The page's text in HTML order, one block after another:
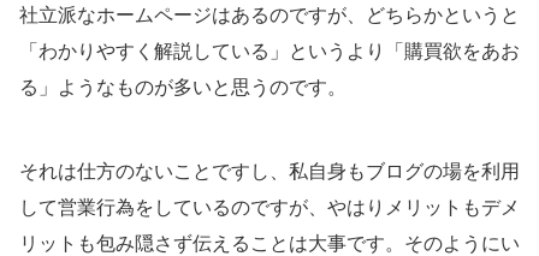
社立派なホームページはあるのですが、どちらかというと
「わかりやすく解説している」というより「購買欲をあお
る」ようなものが多いと思うのです。
それは仕方のないことですし、私自身もブログの場を利用
して営業行為をしているのですが、やはりメリットもデメ
リットも包み隠さず伝えることは大事です。そのようにい